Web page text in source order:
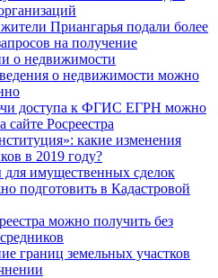
Приангарья подали более
на получение
о недвижимости
о недвижимости можно
доступа к ФГИС ЕГРН можно
сайте Росреестра
какие изменения
в 2019 году?
имущественных сделок
подготовить в Кадастровой
можно получить без
границ земельных участков